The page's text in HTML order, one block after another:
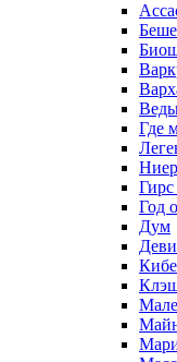
Где
Ниер
Год
Дум